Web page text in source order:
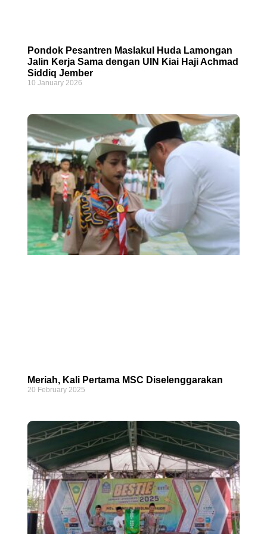
Pondok Pesantren Maslakul Huda Lamongan
Jalin Kerja Sama dengan UIN Kiai Haji Achmad
Siddiq Jember
10 January 2026
Meriah, Kali Pertama MSC Diselenggarakan
20 February 2025